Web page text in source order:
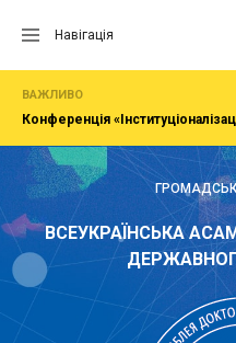
Навігація
ВАЖЛИВО
ВСЕУКРАЇНСЬКА